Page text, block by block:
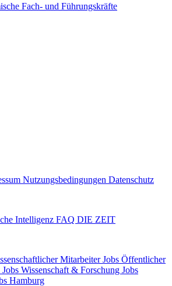
Fach- und Führungskräfte
Nutzungsbedingungen Datenschutz
Intelligenz FAQ DIE ZEIT
MitarbeiterJobs Öffentlicher
Jobs Wissenschaft & Forschung Jobs
Hamburg